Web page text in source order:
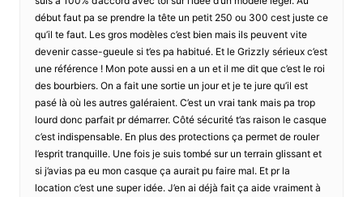
début faut pa se prendre la tête un petit 250 ou 300 cest juste ce
qu’il te faut. Les gros modèles c’est bien mais ils peuvent vite
devenir casse-gueule si t’es pa habitué. Et le Grizzly sérieux c’est
une référence ! Mon pote aussi en a un et il me dit que c’est le roi
des bourbiers. On a fait une sortie un jour et je te jure qu’il est
pasé là où les autres galéraient. C’est un vrai tank mais pa trop
lourd donc parfait pr démarrer. Côté sécurité t’as raison le casque
c’est indispensable. En plus des protections ça permet de rouler
l’esprit tranquille. Une fois je suis tombé sur un terrain glissant et
si j’avias pa eu mon casque ça aurait pu faire mal. Et pr la
location c’est une super idée. J’en ai déjà fait ça aide vraiment à